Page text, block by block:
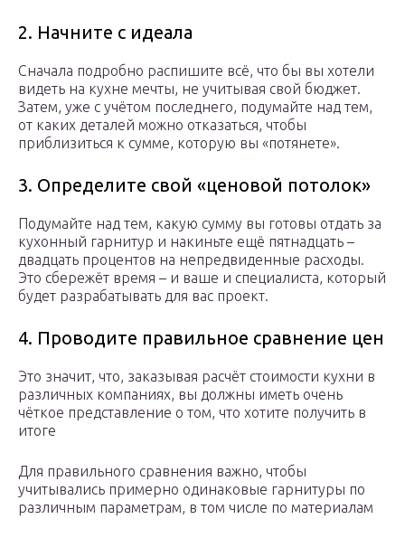
2. Начните с идеала
Сначала подробно распишите всё, что бы вы хотели
видеть на кухне мечты, не учитывая свой бюджет.
Затем, уже с учётом последнего, подумайте над тем,
от каких деталей можно отказаться, чтобы
приблизиться к сумме, которую вы «потянете».
3. Определите свой «ценовой потолок»
Подумайте над тем, какую сумму вы готовы отдать за
кухонный гарнитур и накиньте ещё пятнадцать –
двадцать процентов на непредвиденные расходы.
Это сбережёт время – и ваше и специалиста, который
будет разрабатывать для вас проект.
4. Проводите правильное сравнение цен
Это значит, что, заказывая расчёт стоимости кухни в
различных компаниях, вы должны иметь очень
чёткое представление о том, что хотите получить в
итоге
Для правильного сравнения важно, чтобы
учитывались примерно одинаковые гарнитуры по
различным параметрам, в том числе по материалам